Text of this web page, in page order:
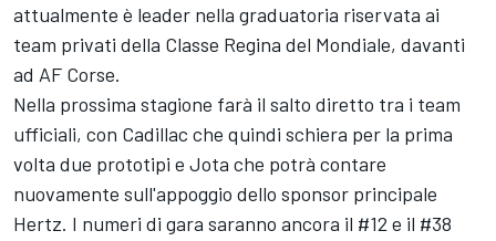
attualmente è leader nella graduatoria riservata ai
team privati della Classe Regina del Mondiale, davanti
ad AF Corse.
Nella prossima stagione farà il salto diretto tra i team
ufficiali, con Cadillac che quindi schiera per la prima
volta due prototipi e Jota che potrà contare
nuovamente sull'appoggio dello sponsor principale
Hertz. I numeri di gara saranno ancora il #12 e il #38